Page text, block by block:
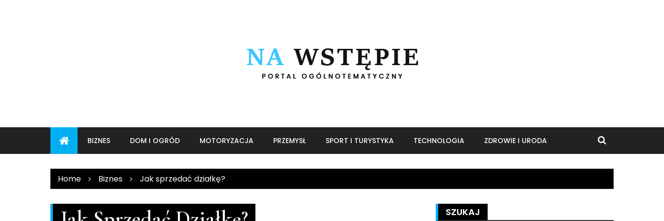
BIZNES DOM I OGRÓD MOTORYZACJA PRZEMYSŁ SPORT I TURYSTYKA TECHNOLOGIA ZDROWIE I URODA
Home Biznes Jak sprzedać działkę?
SZUKAJ